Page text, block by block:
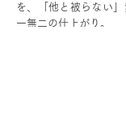
を、「他と被らない
一無二の仕上がり。